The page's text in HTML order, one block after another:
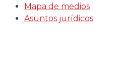
Mapa de medios
Asuntos jurídicos